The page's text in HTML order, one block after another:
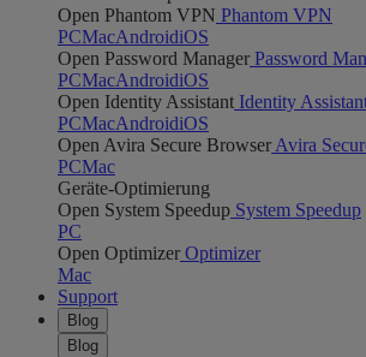
Open Phantom VPN Phantom VPN
PCMacAndroidiOS
Open Password Manager Password
PCMacAndroidiOS
Open Identity Assistant Identity
PCMacAndroidiOS
Open Avira Secure Browser Avira
PCMac
Geräte-Optimierung
Open System Speedup System Speedup
PC
Open Optimizer Optimizer
Mac
Support
Blog
Blog